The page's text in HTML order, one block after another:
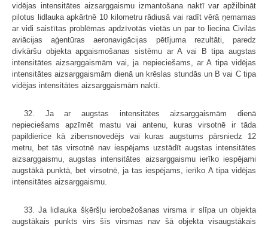
vidējas intensitātes aizsarggaismu izmantošana naktī var apžilbināt
pilotus lidlauka apkārtnē 10 kilometru rādiusā vai radīt vērā ņemamas
ar vidi saistītas problēmas apdzīvotās vietās un par to liecina Civilās
aviācijas aģentūras aeronavigācijas pētījuma rezultāti, paredz
divkāršu objekta apgaismošanas sistēmu ar A vai B tipa augstas
intensitātes aizsarggaismām vai, ja nepieciešams, ar A tipa vidējas
intensitātes aizsarggaismām dienā un krēslas stundās un B vai C tipa
vidējas intensitātes aizsarggaismām naktī.
32. Ja ar augstas intensitātes aizsarggaismām dienā
nepieciešams apzīmēt mastu vai antenu, kuras virsotnē ir tāda
papildierīce kā zibensnovedējs vai kuras augstums pārsniedz 12
metru, bet tās virsotnē nav iespējams uzstādīt augstas intensitātes
aizsarggaismu, augstas intensitātes aizsarggaismu ierīko iespējami
augstākā punktā, bet virsotnē, ja tas iespējams, ierīko A tipa vidējas
intensitātes aizsarggaismu.
33. Ja lidlauka šķēršļu ierobežošanas virsma ir slīpa un objekta
augstākais punkts virs šīs virsmas nav šā objekta visaugstākais